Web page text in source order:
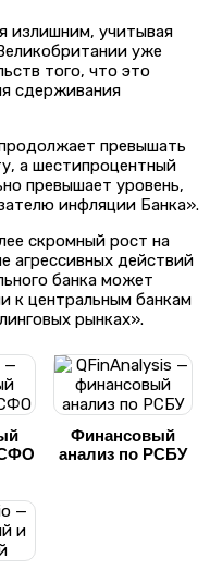
излишним, учитывая
уже
того, что это
сдерживания
превышать
а шестипроцентный
превышает уровень,
инфляции Банка».
скромный рост на
агрессивных действий
банка может
к центральным банкам
рынках».
Финансовый
анализ по РСБУ